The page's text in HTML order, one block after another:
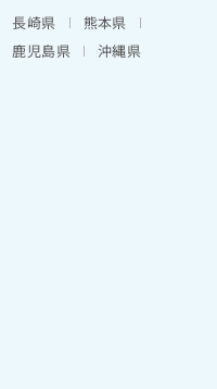
長崎県
熊本県
鹿児島県 沖縄県